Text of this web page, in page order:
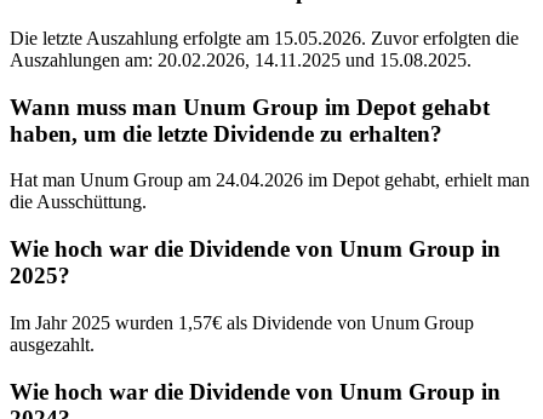
Die letzte Auszahlung erfolgte am 15.05.2026. Zuvor erfolgten die
Auszahlungen am: 20.02.2026, 14.11.2025 und 15.08.2025.
Wann muss man Unum Group im Depot gehabt
haben, um die letzte Dividende zu erhalten?
Hat man Unum Group am 24.04.2026 im Depot gehabt, erhielt man
die Ausschüttung.
Wie hoch war die Dividende von Unum Group in
2025?
Im Jahr 2025 wurden 1,57€ als Dividende von Unum Group
ausgezahlt.
Wie hoch war die Dividende von Unum Group in